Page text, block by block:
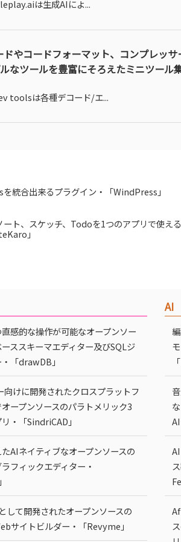
は生成AIによ...
やコードフォーマット、コンプレッ
なツールを豊富にそろえたミニツール
toolsは各種デコード/エ...
統合出来るプラグイン・「WindPress」
ト、スケッチ、Todoを1つのアプリで使え
」
感的な操作が可能なオープンソー
ススキーマエディター及びSQLジ
「drawDB」
向けに開発されたクロスプラットフ
ープンソースのパラトメリック3
・「SindriCAD」
AIネイティブなオープンソースの
フィックエディター・
して開発されたオープンソースの
サイトビルダー・「Revyme」
AI